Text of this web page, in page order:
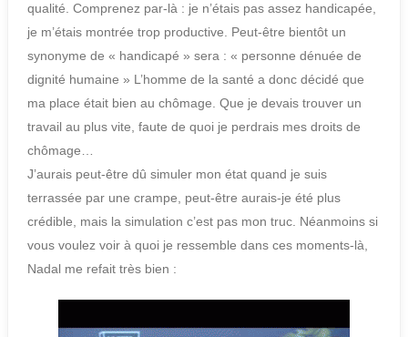
qualité. Comprenez par-là : je n’étais pas assez handicapée,
je m’étais montrée trop productive. Peut-être bientôt un
synonyme de « handicapé » sera : « personne dénuée de
dignité humaine » L’homme de la santé a donc décidé que
ma place était bien au chômage. Que je devais trouver un
travail au plus vite, faute de quoi je perdrais mes droits de
chômage…
J’aurais peut-être dû simuler mon état quand je suis
terrassée par une crampe, peut-être aurais-je été plus
crédible, mais la simulation c’est pas mon truc. Néanmoins si
vous voulez voir à quoi je ressemble dans ces moments-là,
Nadal me refait très bien :